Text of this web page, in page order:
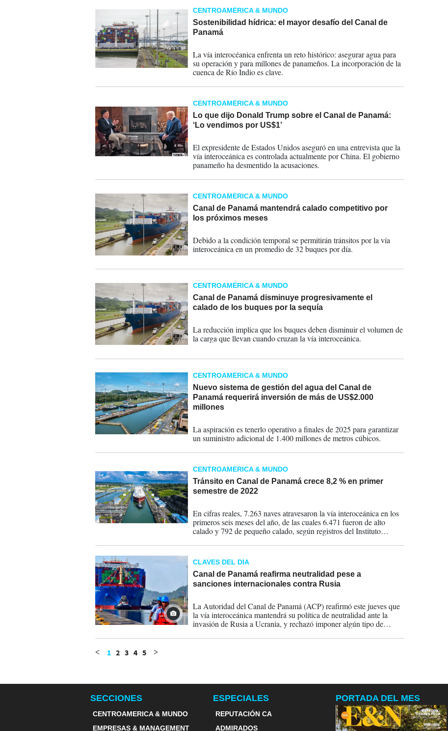
CENTROAMÉRICA & MUNDO
Sostenibilidad hídrica: el mayor desafío del Canal de
Panamá
La vía interocéanica enfrenta un reto histórico: asegurar agua para
su operación y para millones de panameños. La incorporación de la
cuenca de Río Indio es clave.
CENTROAMÉRICA & MUNDO
Lo que dijo Donald Trump sobre el Canal de Panamá:
‘Lo vendimos por US$1’
El expresidente de Estados Unidos aseguró en una entrevista que la
vía interoceánica es controlada actualmente por China. El gobierno
panameño ha desmentido la acusaciones.
CENTROAMÉRICA & MUNDO
Canal de Panamá mantendrá calado competitivo por
los próximos meses
Debido a la condición temporal se permitirán tránsitos por la vía
interoceánica en un promedio de 32 buques por día.
CENTROAMÉRICA & MUNDO
Canal de Panamá disminuye progresivamente el
calado de los buques por la sequía
La reducción implica que los buques deben disminuir el volumen de
la carga que llevan cuando cruzan la vía interoceánica.
CENTROAMÉRICA & MUNDO
Nuevo sistema de gestión del agua del Canal de
Panamá requerirá inversión de más de US$2.000
millones
La aspiración es tenerlo operativo a finales de 2025 para garantizar
un suministro adicional de 1.400 millones de metros cúbicos.
CENTROAMÉRICA & MUNDO
Tránsito en Canal de Panamá crece 8,2 % en primer
semestre de 2022
En cifras reales, 7.263 naves atravesaron la vía interoceánica en los
primeros seis meses del año, de las cuales 6.471 fueron de alto
calado y 792 de pequeño calado, según registros del Instituto
Panamá.
CLAVES DEL DÍA
Canal de Panamá reafirma neutralidad pese a
sanciones internacionales contra Rusia
La Autoridad del Canal de Panamá (ACP) reafirmó este jueves que
la vía interoceánica mantendrá su política de neutralidad ante la
invasión de Rusia a Ucrania, y rechazó imponer algún tipo de
< 1 2 3 4 5 >
SECCIONES
CENTROAMERICA & MUNDO
EMPRESAS & MANAGEMENT
ESPECIALES
REPUTACIÓN CA
ADMIRADOS
PORTADA DEL MES